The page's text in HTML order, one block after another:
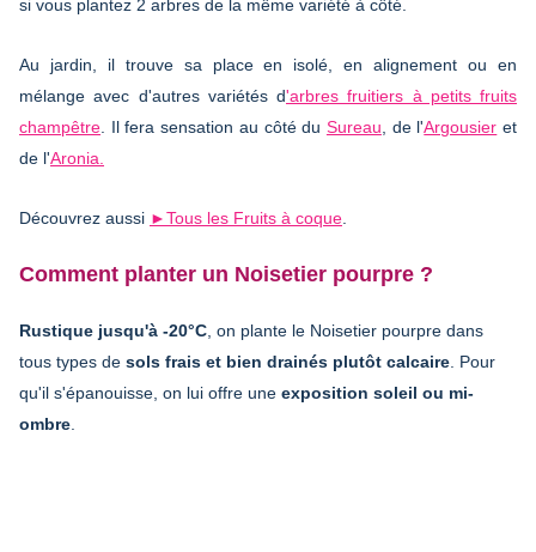
si vous plantez 2 arbres de la même variété à côté.
Au jardin, il trouve sa place en isolé, en alignement ou en
mélange avec d'autres variétés d'arbres fruitiers à petits fruits
champêtre . Il fera sensation au côté du Sureau , de l'Argousier et
de l'Aronia.
Découvrez aussi ►Tous les Fruits à coque
Comment planter un Noisetier pourpre ?
Rustique jusqu'à -20°C , on plante le Noisetier pourpre dans
tous types de sols frais et bien drainés plutôt calcaire . Pour
qu'il s'épanouisse, on lui offre une exposition soleil ou mi-
ombre